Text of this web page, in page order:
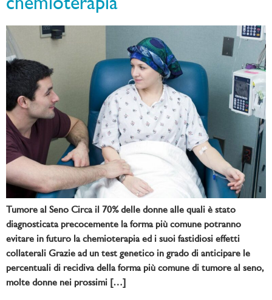
chemioterapia
Tumore al Seno Circa il 70% delle donne alle quali è stato
diagnosticata precocemente la forma più comune potranno
evitare in futuro la chemioterapia ed i suoi fastidiosi effetti
collaterali Grazie ad un test genetico in grado di anticipare le
percentuali di recidiva della forma più comune di tumore al seno,
molte donne nei prossimi […]